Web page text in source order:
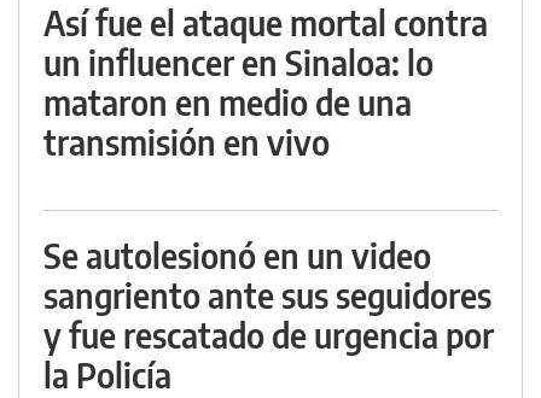
Así fue el ataque mortal contra
un influencer en Sinaloa: lo
mataron en medio de una
transmisión en vivo
Se autolesionó en un video
sangriento ante sus seguidores
y fue rescatado de urgencia por
la Policía